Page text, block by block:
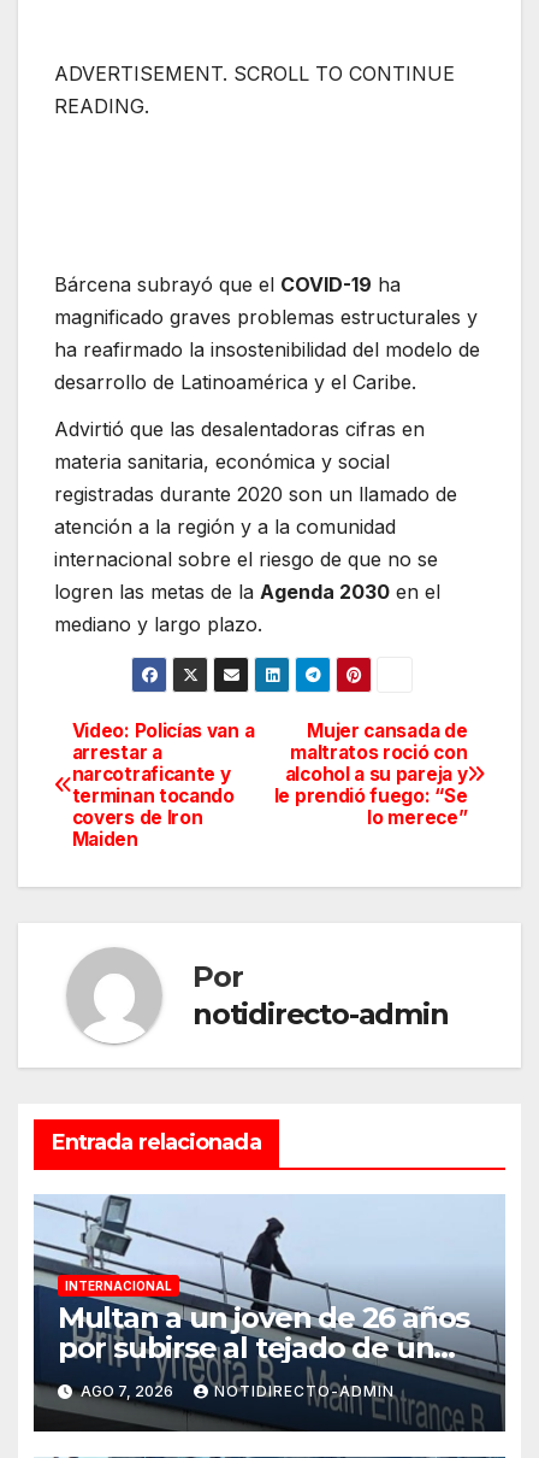
ADVERTISEMENT. SCROLL TO CONTINUE
READING.
Bárcena subrayó que el COVID-19 ha
magnificado graves problemas estructurales y
ha reafirmado la insostenibilidad del modelo de
desarrollo de Latinoamérica y el Caribe.
Advirtió que las desalentadoras cifras en
materia sanitaria, económica y social
registradas durante 2020 son un llamado de
atención a la región y a la comunidad
internacional sobre el riesgo de que no se
logren las metas de la Agenda 2030 en el
mediano y largo plazo.
Navegación
de
entradas
Mujer cansada de
maltratos roció con
alcohol a su pareja y
le prendió fuego: “Se
lo merece”
Video: Policías van a
arrestar a
narcotraficante y
terminan tocando
covers de Iron
Maiden
Por
notidirecto-admin
Entrada relacionada
INTERNACIONAL
Multan a un joven de 26 años
por subirse al tejado de un
hospital disfrazado de “La
Muerte” en Gales
AGO 7, 2026 NOTIDIRECTO-ADMIN